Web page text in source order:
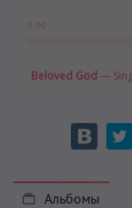
0:00
Beloved God —
Альбомы